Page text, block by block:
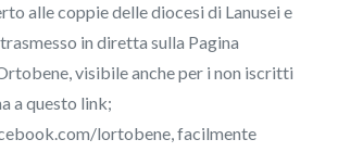
alle coppie delle diocesi di Lanusei e
in diretta sulla Pagina
visibile anche per i non iscritti
a questo link;
lortobene, facilmente